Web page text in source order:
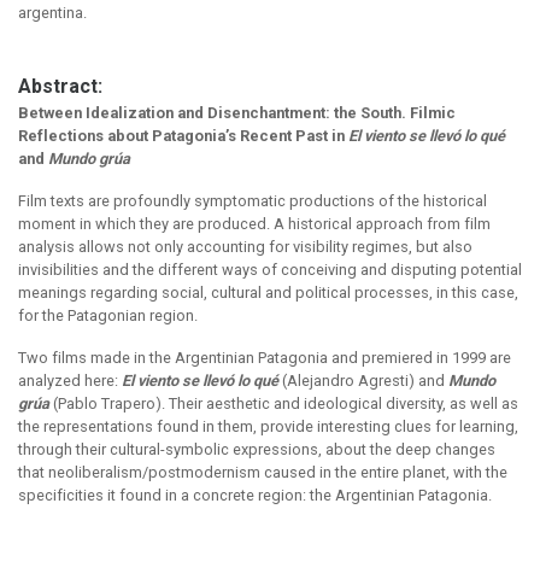
argentina.
Abstract:
Between Idealization and Disenchantment: the South. Filmic
Reflections about Patagonia’s Recent Past in El viento se llevó lo qué
and Mundo grúa
Film texts are profoundly symptomatic productions of the historical
moment in which they are produced. A historical approach from film
analysis allows not only accounting for visibility regimes, but also
invisibilities and the different ways of conceiving and disputing potential
meanings regarding social, cultural and political processes, in this case,
for the Patagonian region.
Two films made in the Argentinian Patagonia and premiered in 1999 are
analyzed here: El viento se llevó lo qué(Alejandro Agresti) and Mundo
grúa(Pablo Trapero). Their aesthetic and ideological diversity, as well as
the representations found in them, provide interesting clues for learning,
through their cultural-symbolic expressions, about the deep changes
that neoliberalism/postmodernism caused in the entire planet, with the
specificities it found in a concrete region: the Argentinian Patagonia.